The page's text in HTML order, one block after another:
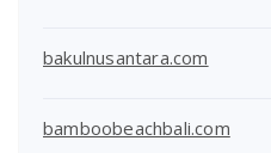
bakulnusantara.com
bamboobeachbali.com